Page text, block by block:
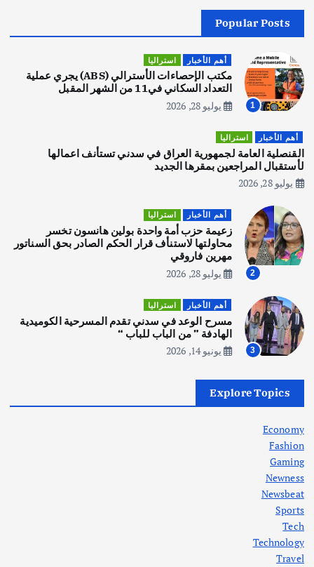
2
اصبح بطلاً لأستراليا بلعبة كمال الاجسام
يوليو 30, 2026
3
يوليو 30, 2026
4
المقبل
يوليو 28, 2026
أهم الأخبار ثقافة وفنون
انطلاق ورشة التمثيل في مدينة كلباء الاماراتية
أغسطس 5, 2026
في جذور المشكلة وحلولها المستدامة
أهم الأخبار
اختتام ورشة السينوغرافيا في مدينة كلباء الاماراتية
أغسطس 3, 2026
Popular Posts
1
أهم الأخبار استراليا
مكتب الإحصاءات الأسترالي (ABS) يجري عملية
التعداد السكاني في11 من الشهر المقبل
يوليو 28, 2026
أهم الأخبار استراليا
القنصلية العامة لجمهورية العراق في سدني تستأنف اعمالها
لأستقبال المراجعين بمقرها الجديد
يوليو 28, 2026
2
أهم الأخبار استراليا
زعيمة حزب أمة واحدة بولين هانسون تخسر
محاولتها لاستنأف قرار الحكم الصادر بحق السناتور
مهرين فاروقي
يوليو 28, 2026
3
أهم الأخبار استراليا
مسرح الوعد في سدني تقدم المسرحية الكوميدية
الهادفة ” من الباب للباب “
يونيو 14, 2026
Explore Topics
Economy
Fashion
Gaming
Newness
Newsbeat
Sports
Tech
Technology
Travel